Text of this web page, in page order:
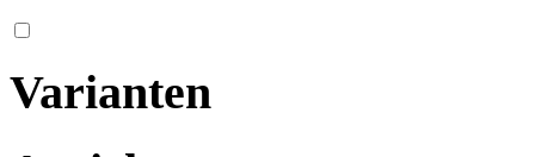
Varianten